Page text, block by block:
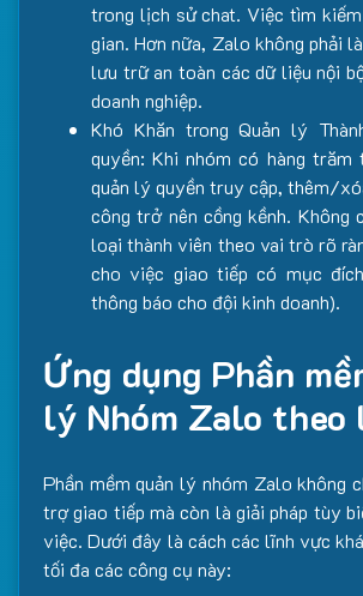
trong lịch sử chat. Việc tìm
gian. Hơn nữa, Zalo không phải
lưu trữ an toàn các dữ liệu nội
doanh nghiệp.
Khó Khăn trong Quản lý
quyền: Khi nhóm có hàng trăm
quản lý quyền truy cập, thêm/
công trở nên cồng kềnh. Không
loại thành viên theo vai trò rõ
cho việc giao tiếp có mục
thông báo cho đội kinh doanh).
Ứng dụng Phần
lý Nhóm Zalo theo
Phần mềm quản lý nhóm Zalo không
trợ giao tiếp mà còn là giải pháp tùy
việc. Dưới đây là cách các lĩnh vực
tối đa các công cụ này: